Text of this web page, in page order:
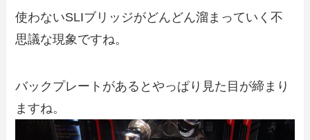
使わないSLIブリッジがどんどん溜まっていく不
思議な現象ですね。
バックプレートがあるとやっぱり見た目が締まり
ますね。